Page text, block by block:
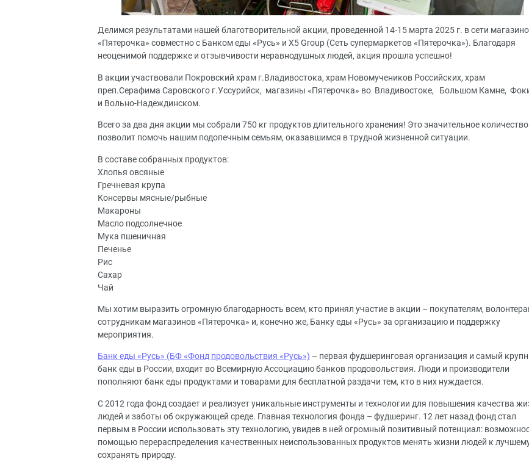
Делимся результатами нашей благотворительной акции, проведенной 14-15 марта 2025 г. в сети
«Пятерочка» совместно с Банком еды «Русь» и X5 Group (Сеть супермаркетов «Пятерочка»). Благодаря
неоценимой поддержке и отзывчивости неравнодушных людей, акция прошла успешно!
В акции участвовали Покровский храм г.Владивостока, храм Новомучеников Российских, храм
преп.Серафима Саровского г.Уссурийск, магазины «Пятерочка» во Владивостоке, Большом Камне,
и Вольно-Надеждинском.
Всего за два дня акции мы собрали 750 кг продуктов длительного хранения! Это значительное количество
позволит помочь нашим подопечным семьям, оказавшимся в трудной жизненной ситуации.
В составе собранных продуктов:
Хлопья овсяные
Гречневая крупа
Консервы мясные/рыбные
Макароны
Масло подсолнечное
Мука пшеничная
Печенье
Рис
Сахар
Чай
Мы хотим выразить огромную благодарность всем, кто принял участие в акции – покупателям,
сотрудникам магазинов «Пятерочка» и, конечно же, Банку еды «Русь» за организацию и поддержку
мероприятия.
Банк еды «Русь» (БФ «Фонд продовольствия «Русь») – первая фудшеринговая организация и самый
банк еды в России, входит во Всемирную Ассоциацию банков продовольствия. Люди и производители
пополняют банк еды продуктами и товарами для бесплатной раздачи тем, кто в них нуждается.
С 2012 года фонд создает и реализует уникальные инструменты и технологии для повышения качества
людей и заботы об окружающей среде. Главная технология фонда – фудшеринг. 12 лет назад фонд стал
первым в России использовать эту технологию, увидев в ней огромный позитивный потенциал:
помощью перераспределения качественных неиспользованных продуктов менять жизни людей к
сохранять природу.